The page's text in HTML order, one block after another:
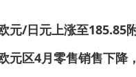
元/日元上涨至185.85
元区4月零售销售下降